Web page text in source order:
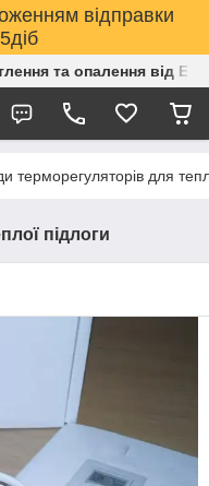
відправки
та опалення від
терморегуляторів для
підлоги